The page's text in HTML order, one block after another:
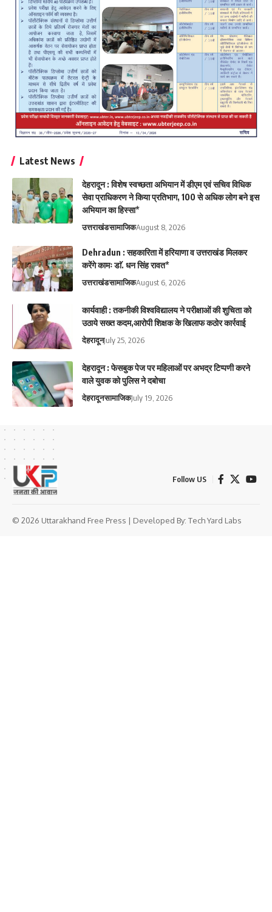
Latest News
देहरादून : विशेष स्वच्छता अभियान में डीएम एवं सचिव विधिक
सेवा प्राधिकरण ने किया प्रतिभाग, 100 से अधिक लोग बने इस
अभियान का हिस्सा*
उत्तराखंडसामाजिकAugust 8, 2026
Dehradun : सहकारिता में हरियाणा व उत्तराखंड मिलकर
करेंगे कामः डाॅ. धन सिंह रावत*
उत्तराखंडसामाजिकAugust 6, 2026
कार्यवाही : तकनीकी विश्वविद्यालय ने परीक्षाओं की शुचिता को
उठाये सख्त कदम,आरोपी शिक्षक के खिलाफ कठोर कार्रवाई
देहरादूनJuly 25, 2026
देहरादून : फेसबुक पेज पर महिलाओं पर अभद्र टिप्पणी करने
वाले युवक को पुलिस ने दबोचा
देहरादूनसामाजिकJuly 19, 2026
Follow US
© 2026 Uttarakhand Free Press | Developed By: Tech Yard Labs